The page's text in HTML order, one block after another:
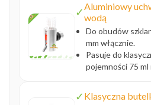
✓Aluminiowy
wodą
Do obudów
mm włącznie.
Pasuje do
pojemności 75 ml
✓ Klasyczna